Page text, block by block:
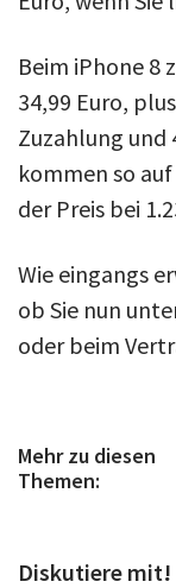
Beim iPhone 8
34,99 Euro,
Zuzahlung und
kommen so
der Preis bei
Wie eingangs
ob Sie nun
oder beim
Mehr zu diesen
Themen:
Diskutiere mit!